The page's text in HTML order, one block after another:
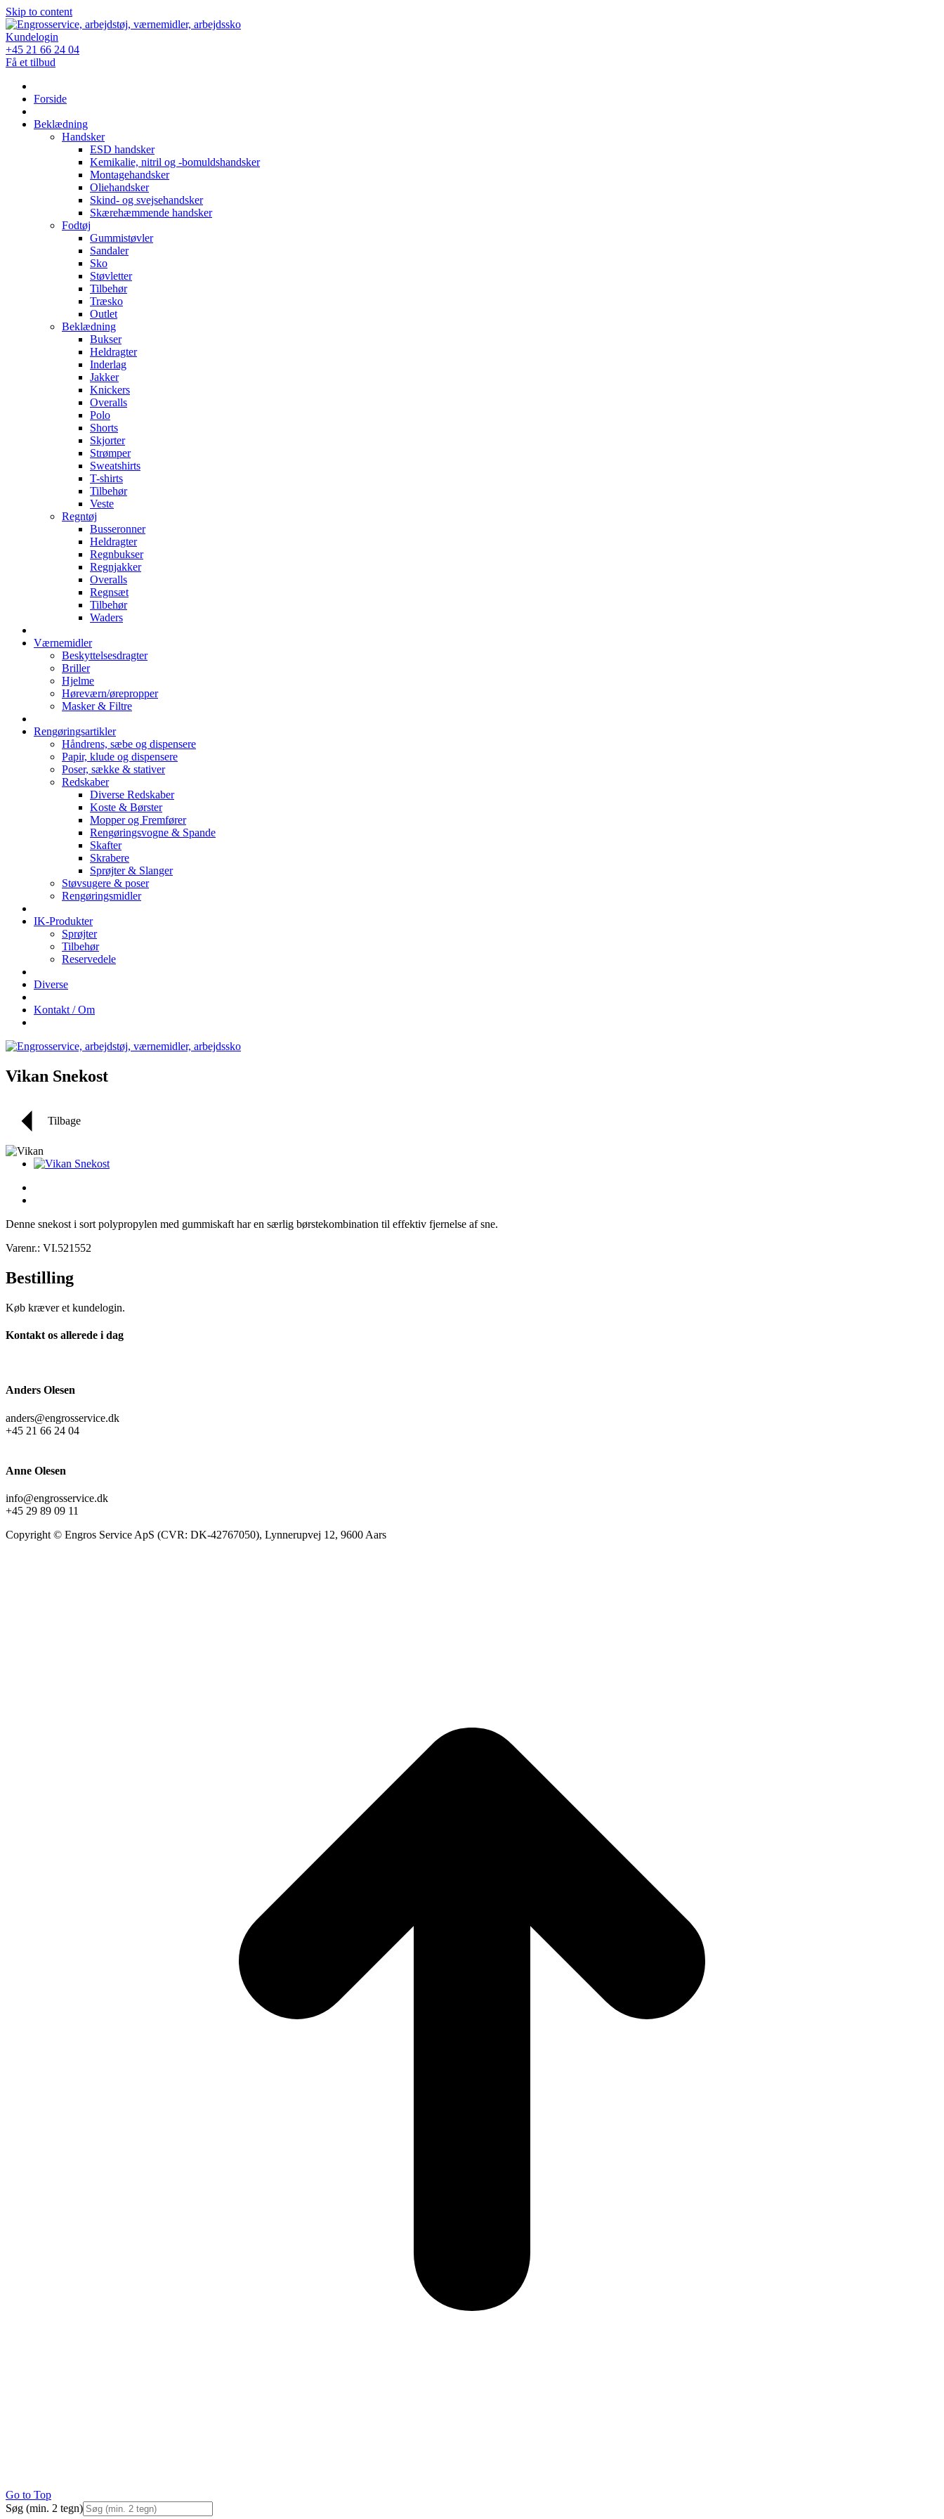
Skip to content
Kundelogin
+45 21 66 24 04
Få et tilbud
Forside
Beklædning
Handsker
ESD handsker
Kemikalie, nitril og -bomuldshandsker
Montagehandsker
Oliehandsker
Skind- og svejsehandsker
Skærehæmmende handsker
Fodtøj
Gummistøvler
Sandaler
Sko
Støvletter
Tilbehør
Træsko
Outlet
Beklædning
Bukser
Heldragter
Inderlag
Jakker
Knickers
Overalls
Polo
Shorts
Skjorter
Strømper
Sweatshirts
T-shirts
Tilbehør
Veste
Regntøj
Busseronner
Heldragter
Regnbukser
Regnjakker
Overalls
Regnsæt
Tilbehør
Waders
Værnemidler
Beskyttelsesdragter
Briller
Hjelme
Høreværn/ørepropper
Masker & Filtre
Rengøringsartikler
Håndrens, sæbe og dispensere
Papir, klude og dispensere
Poser, sække & stativer
Redskaber
Diverse Redskaber
Koste & Børster
Mopper og Fremfører
Rengøringsvogne & Spande
Skafter
Skrabere
Sprøjter & Slanger
Støvsugere & poser
Rengøringsmidler
IK-Produkter
Sprøjter
Tilbehør
Reservedele
Diverse
Kontakt / Om
Vikan Snekost
Tilbage
Denne snekost i sort polypropylen med gummiskaft har en særlig børstekombination til effektiv fjernelse af sne.
Varenr.: VI.521552
Bestilling
Køb kræver et kundelogin.
Kontakt os allerede i dag
Anders Olesen
anders@engrosservice.dk
+45 21 66 24 04
Anne Olesen
info@engrosservice.dk
+45 29 89 09 11
Copyright © Engros Service ApS (CVR: DK-42767050), Lynnerupvej 12, 9600 Aars
Go to Top
Søg (min. 2 tegn)